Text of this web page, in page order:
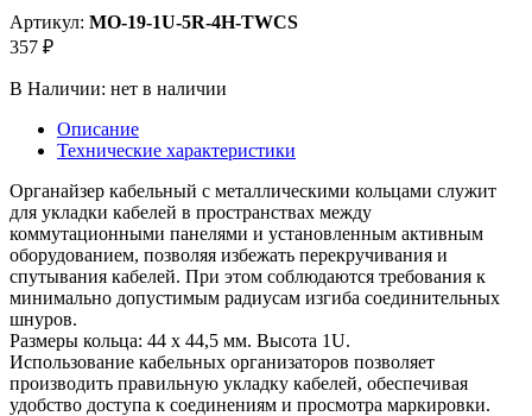
Артикул: MO-19-1U-5R-4H-TWCS
357 ₽
В Наличии: нет в наличии
Описание
Технические характеристики
Органайзер кабельный с металлическими кольцами служит
для укладки кабелей в пространствах между
коммутационными панелями и установленным активным
оборудованием, позволяя избежать перекручивания и
спутывания кабелей. При этом соблюдаются требования к
минимально допустимым радиусам изгиба соединительных
шнуров.
Размеры кольца: 44 x 44,5 мм. Высота 1U.
Использование кабельных организаторов позволяет
производить правильную укладку кабелей, обеспечивая
удобство доступа к соединениям и просмотра маркировки.